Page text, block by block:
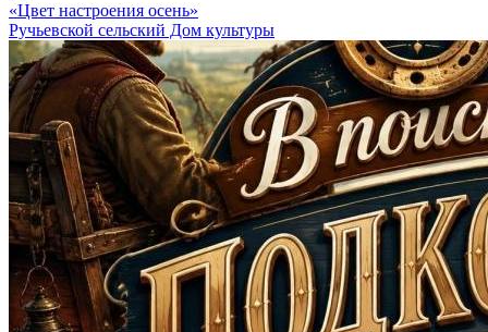
«Цвет настроения осень»
Ручьевской сельский Дом культуры